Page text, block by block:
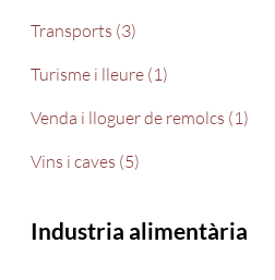
Transports (3)
Turisme i lleure (1)
Venda i lloguer de remolcs (1)
Vins i caves (5)
Industria alimentària